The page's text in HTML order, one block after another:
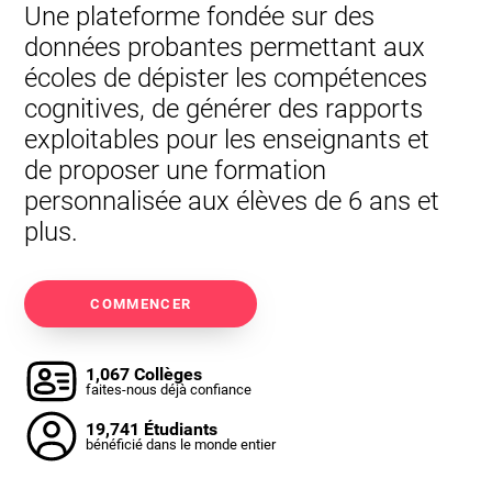
Une plateforme fondée sur des
données probantes permettant aux
écoles de dépister les compétences
cognitives, de générer des rapports
exploitables pour les enseignants et
de proposer une formation
personnalisée aux élèves de 6 ans et
plus.
COMMENCER
1,067 Collèges
faites-nous déjà confiance
19,741 Étudiants
bénéficié dans le monde entier